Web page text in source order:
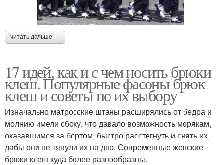
читать дальше →
17 идей, как и с чем носить брюки
клеш. Популярные фасоны брюк
клеш и советы по их выбору
Изначально матросские штаны расширялись от бедра и
молнию имели сбоку, что давало возможность морякам,
оказавшимся за бортом, быстро расстегнуть и снять их,
дабы они не тянули их на дно. Современные женские
брюки клеш куда более разнообразны.